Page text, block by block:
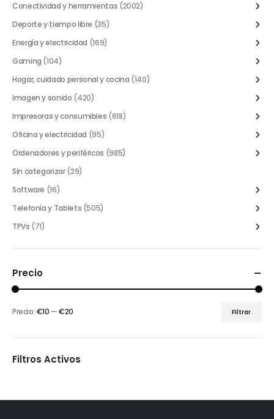
Conectividad y herramientas (2002)
Deporte y tiempo libre (35)
Energía y electricidad (169)
Gaming (104)
Hogar, cuidado personal y cocina (140)
Imagen y sonido (420)
Impresoras y consumibles (618)
Oficina y electricidad (95)
Ordenadores y periféricos (985)
Sin categorizar(29)
Software (16)
Telefonía y Tablets (505)
TPVs (71)
Precio
Filtrar
Precio: €10 —€20
Filtros Activos